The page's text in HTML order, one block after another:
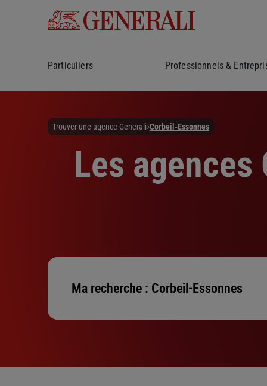
Particuliers Professionnels &
Trouver une agence Generali Corbeil-Essonnes
Les agences
Ma recherche : Corbeil-Essonnes